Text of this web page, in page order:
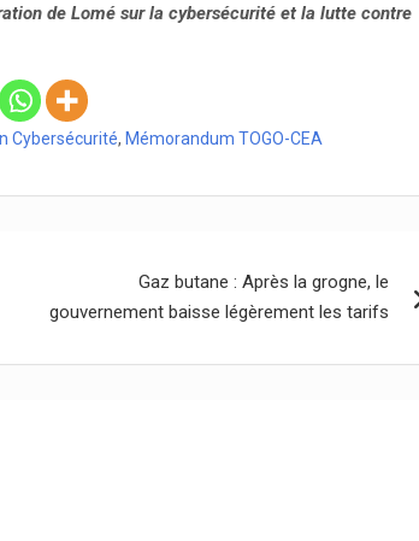
de Lomé sur la cybersécurité et la lutte contre
Cybersécurité, Mémorandum TOGO-CEA
Gaz butane : Après la grogne, le
gouvernement baisse légèrement les tarifs